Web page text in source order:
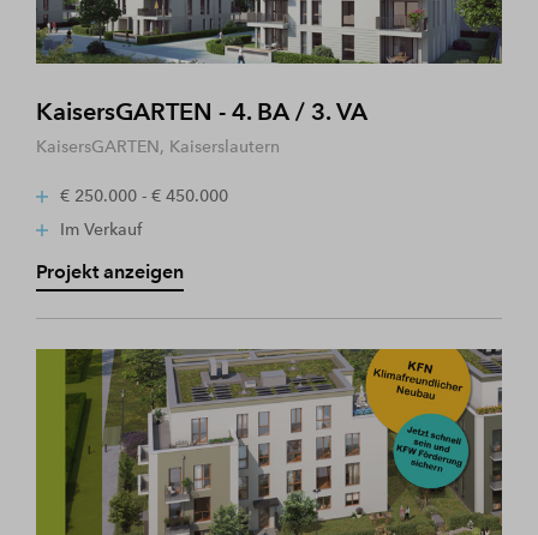
KaisersGARTEN - 4. BA / 3. VA
KaisersGARTEN, Kaiserslautern
€ 250.000 - € 450.000
Im Verkauf
Projekt anzeigen